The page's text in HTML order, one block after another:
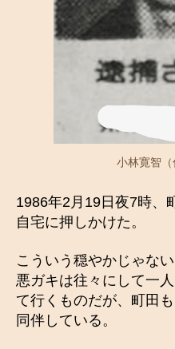
小林寛智（
1986年2月19日夜7時、
自宅に押しかけた。
こういう穏やかじゃな
悪ガキは往々にして一
て行くものだが、町田
同伴している。